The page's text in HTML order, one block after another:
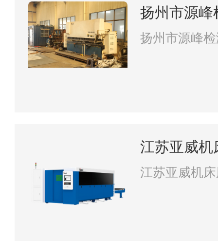
扬州市源峰
扬州市源峰
江苏亚威机
江苏亚威机